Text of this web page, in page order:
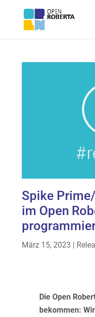
Spike
im Open
März 15, 2023 |
Die Open
bekommen: